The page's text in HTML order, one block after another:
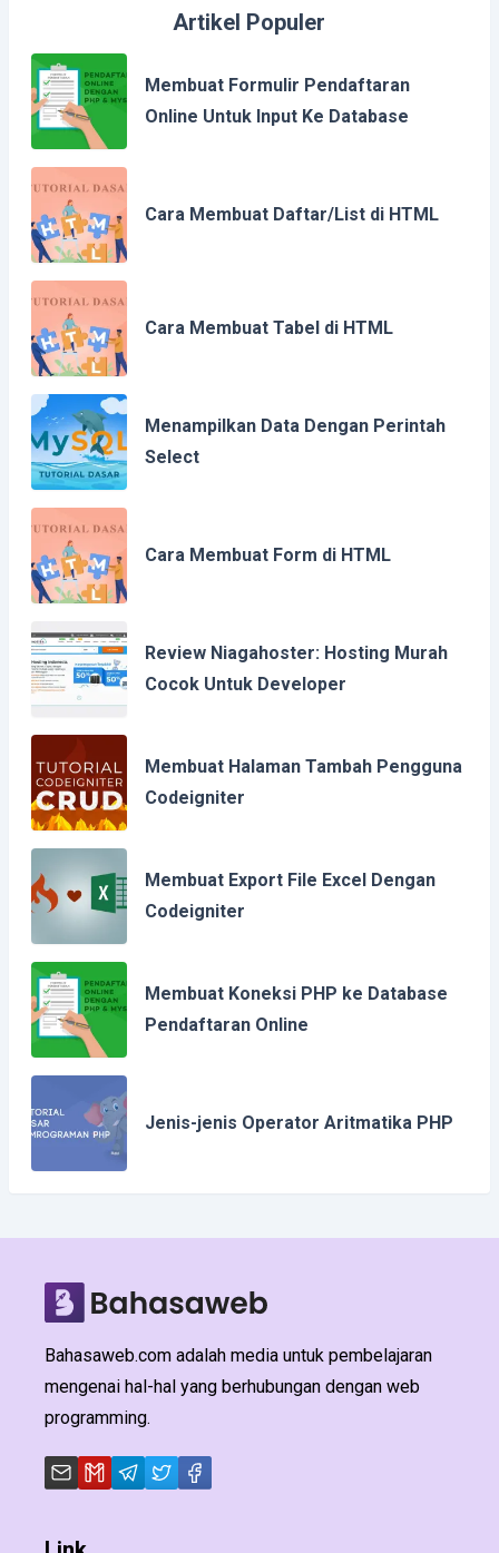
Artikel Populer
Membuat Formulir Pendaftaran
Online Untuk Input Ke Database
Cara Membuat Daftar/List di HTML
Cara Membuat Tabel di HTML
Menampilkan Data Dengan Perintah
Select
Cara Membuat Form di HTML
Review Niagahoster: Hosting Murah
Cocok Untuk Developer
Membuat Halaman Tambah Pengguna
Codeigniter
Membuat Export File Excel Dengan
Codeigniter
Membuat Koneksi PHP ke Database
Pendaftaran Online
Jenis-jenis Operator Aritmatika PHP
Bahasaweb.com adalah media untuk pembelajaran
mengenai hal-hal yang berhubungan dengan web
programming.